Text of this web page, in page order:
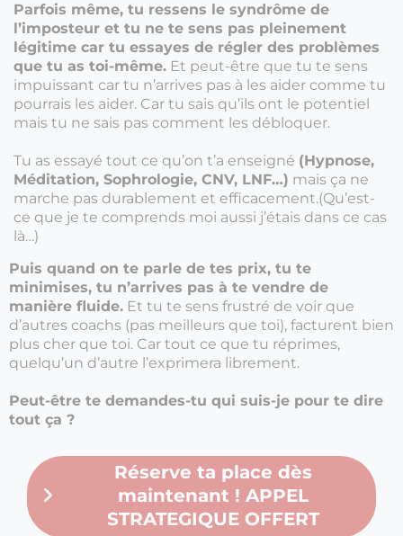
Parfois même, tu ressens le syndrôme de
l’imposteur et tu ne te sens pas pleinement
légitime car tu essayes de régler des problèmes
que tu as toi-même. Et peut-être que tu te sens
impuissant car tu n’arrives pas à les aider comme tu
pourrais les aider. Car tu sais qu’ils ont le potentiel
mais tu ne sais pas comment les débloquer.
Tu as essayé tout ce qu’on t’a enseigné (Hypnose,
Méditation, Sophrologie, CNV, LNF…) mais ça ne
marche pas durablement et efficacement.(Qu’est-
ce que je te comprends moi aussi j’étais dans ce cas
là…)
Puis quand on te parle de tes prix, tu te
minimises, tu n’arrives pas à te vendre de
manière fluide. Et tu te sens frustré de voir que
d’autres coachs (pas meilleurs que toi), facturent bien
plus cher que toi. Car tout ce que tu réprimes,
quelqu’un d’autre l’exprimera librement.
Peut-être te demandes-tu qui suis-je pour te dire
tout ça ?
Réserve ta place dès
maintenant ! APPEL
STRATEGIQUE OFFERT